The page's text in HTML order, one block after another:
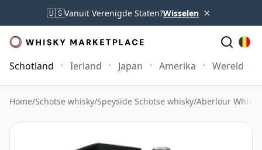
🇺🇸Vanuit Verenigde Staten?Wisselen ×
Schotland Ierland Japan Amerika Wereld
Home/Schotse whisky/Speyside Schotse whisky/Aberlour Whisky